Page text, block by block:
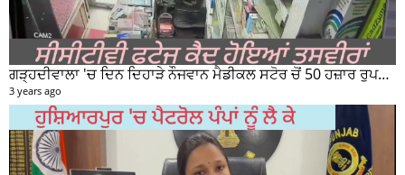
ਗੜ੍ਹਦੀਵਾਲਾ 'ਚ ਦਿਨ ਦਿਹਾੜੇ ਨੌਜਵਾਨ ਮੈਡੀਕਲ ਸਟੋਰ ਚੋਂ 50 ਹਜ਼ਾਰ ਰੁਪਏ ਦੀ ਨਕਦੀ ਚੋਰੀ ਕਰਕੇ ਹੋਇਆ ਰਫੂਚੱਕਰ
3 years ago